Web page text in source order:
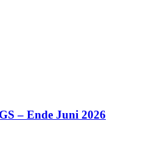
– Ende Juni 2026